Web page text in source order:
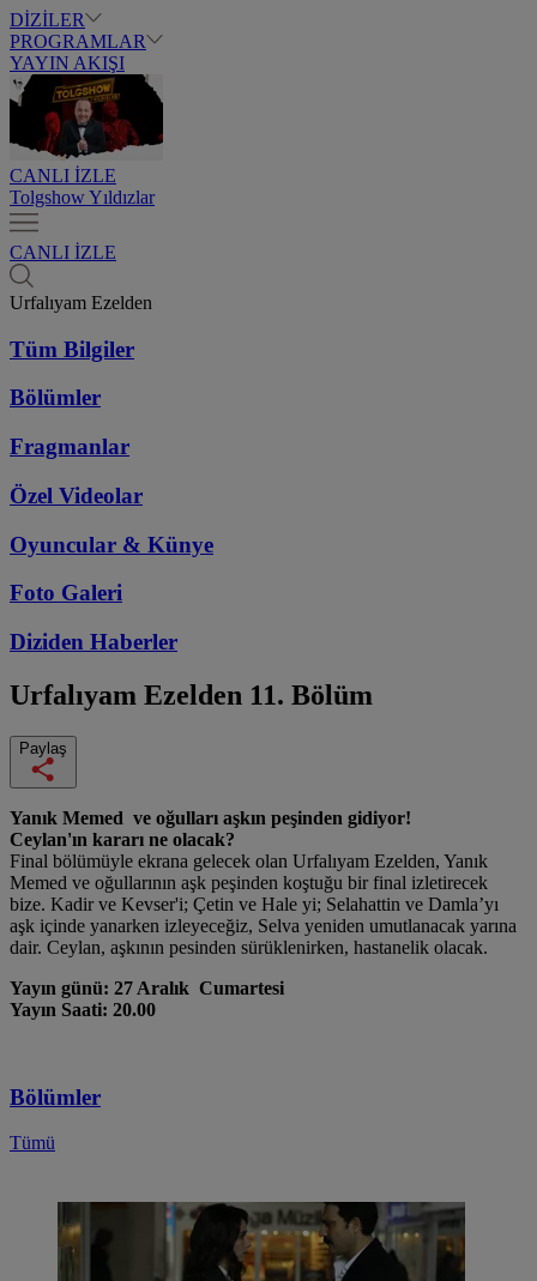
DİZİLER
PROGRAMLAR
YAYIN AKIŞI
CANLI İZLE
Tolgshow Yıldızlar
CANLI İZLE
Urfalıyam Ezelden
Tüm Bilgiler
Bölümler
Fragmanlar
Özel Videolar
Oyuncular & Künye
Foto Galeri
Diziden Haberler
Urfalıyam Ezelden 11. Bölüm
Paylaş
Yanık Memed ve oğulları aşkın peşinden gidiyor!
Ceylan'ın kararı ne olacak?
Final bölümüyle ekrana gelecek olan Urfalıyam Ezelden, Yanık
Memed ve oğullarının aşk peşinden koştuğu bir final izletirecek
bize. Kadir ve Kevser'i; Çetin ve Hale yi; Selahattin ve Damla’yı
aşk içinde yanarken izleyeceğiz, Selva yeniden umutlanacak yarına
dair. Ceylan, aşkının pesinden sürüklenirken, hastanelik olacak.
Yayın günü: 27 Aralık Cumartesi
Yayın Saati: 20.00
Bölümler
Tümü